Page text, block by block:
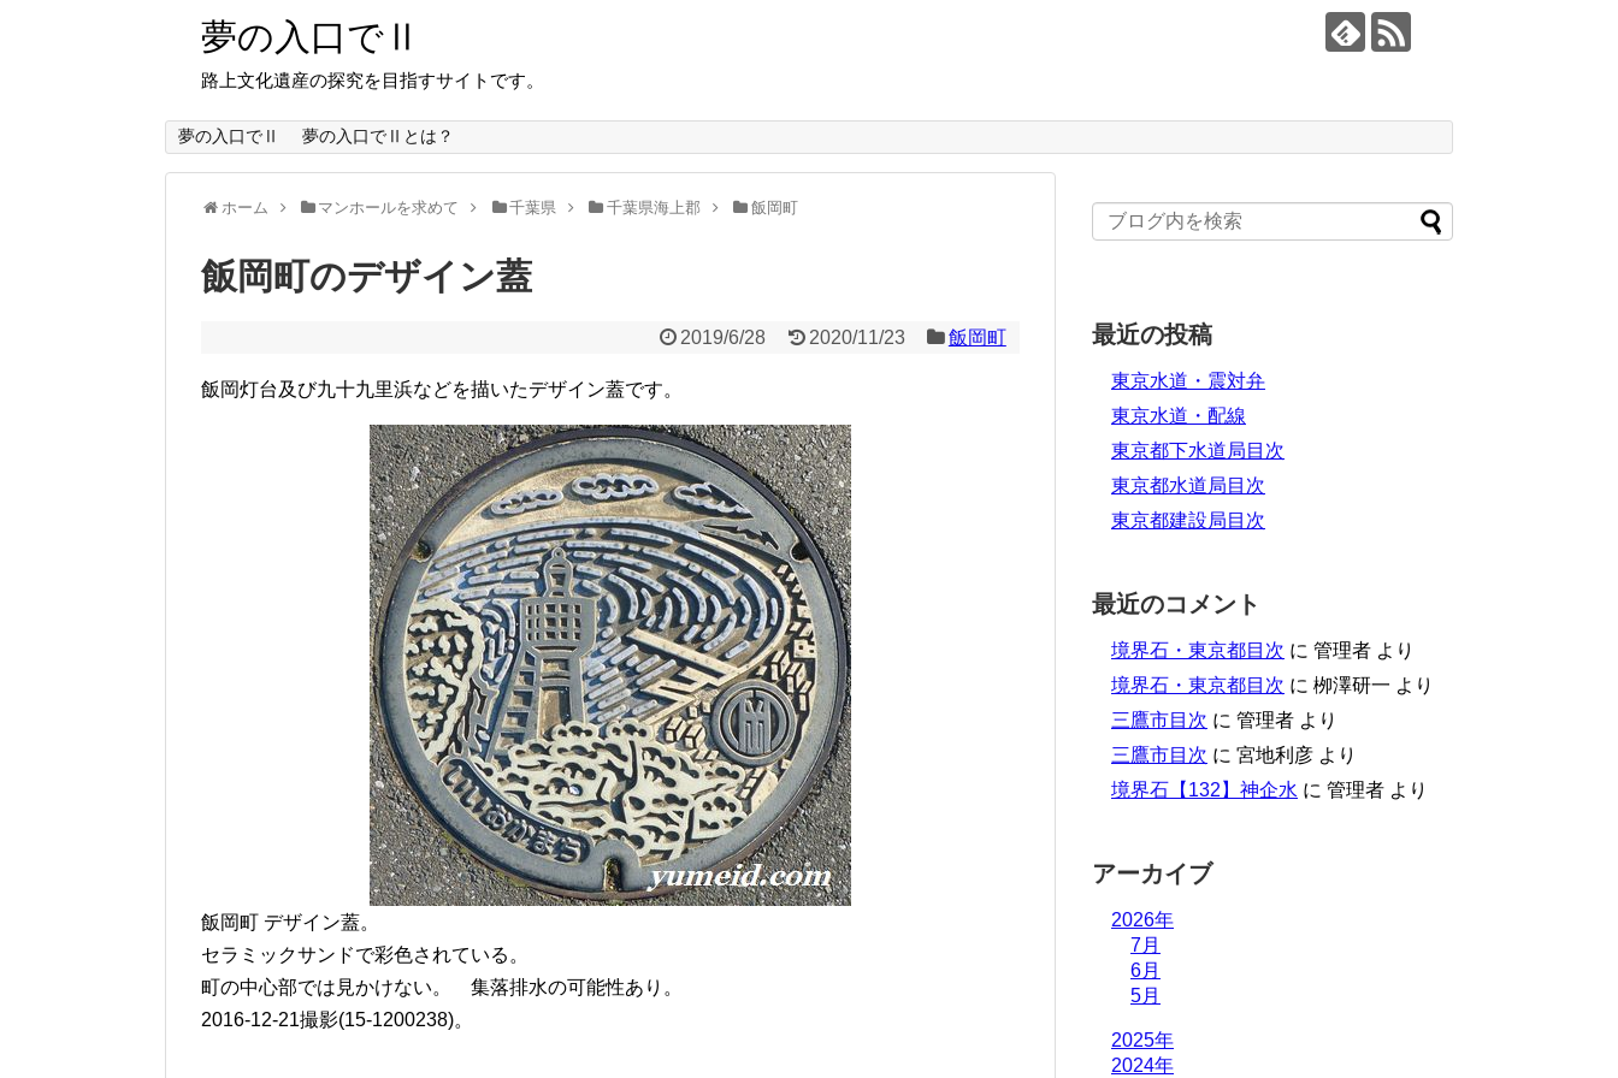
夢の入口でⅡ
路上文化遺産の探究を目指すサイトです。
夢の入口でⅡ 夢の入口でⅡとは？
ホーム マンホールを求めて 千葉県 千葉県海上郡 飯岡町
飯岡町のデザイン蓋
2019/6/28 2020/11/23 飯岡町
飯岡灯台及び九十九里浜などを描いたデザイン蓋です。
飯岡町 デザイン蓋。
セラミックサンドで彩色されている。
町の中心部では見かけない。 集落排水の可能性あり。
2016-12-21撮影(15-1200238)。
最近の投稿
東京水道・震対弁
東京水道・配線
東京都下水道局目次
東京都水道局目次
東京都建設局目次
最近のコメント
境界石・東京都目次 に 管理者 より
境界石・東京都目次 に 栁澤研一 より
三鷹市目次 に 管理者 より
三鷹市目次 に 宮地利彦 より
境界石【132】神企水 に 管理者 より
アーカイブ
2026年
7月
6月
5月
2025年
2024年